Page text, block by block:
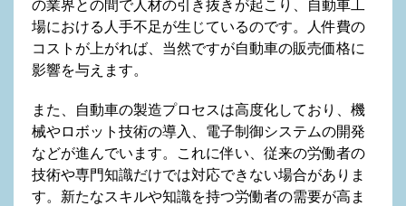
の業界との間で人材の引き抜きが起こり、自動車工
場における人手不足が生じているのです。人件費の
コストが上がれば、当然ですが自動車の販売価格に
影響を与えます。
また、自動車の製造プロセスは高度化しており、機
械やロボット技術の導入、電子制御システムの開発
などが進んでいます。これに伴い、従来の労働者の
技術や専門知識だけでは対応できない場合がありま
す。新たなスキルや知識を持つ労働者の需要が高ま